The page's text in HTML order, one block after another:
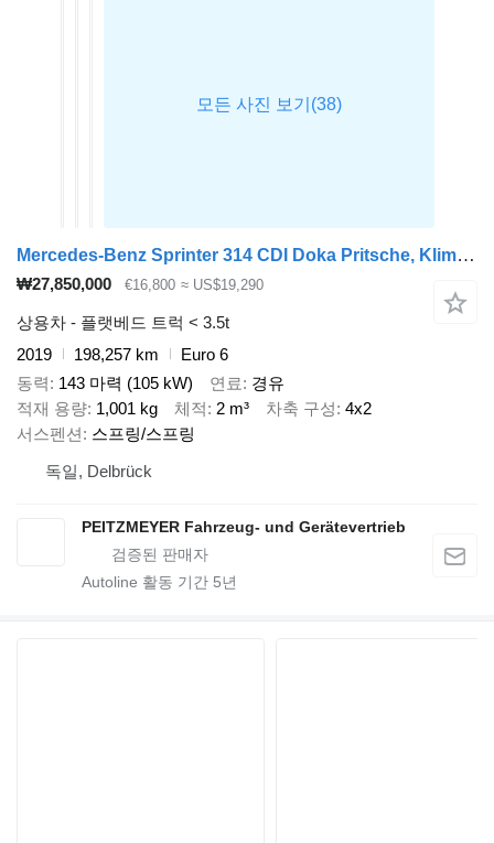
Mercedes-Benz Sprinter 314 CDI Doka Pritsche, Klima, Standh., AHK 2,8 t
₩27,850,000 €16,800 ≈ US$19,290
상용차 - 플랫베드 트럭 < 3.5t
2019
198,257 km
Euro 6
동력
143 마력 (105 kW) 연료
경유
적재 용량 1,001 kg 체적 2 m³ 차축 구성 4x2
서스펜션
스프링/스프링
독일, Delbrück
PEITZMEYER Fahrzeug- und Gerätevertrieb
Autoline 활동 기간 5년